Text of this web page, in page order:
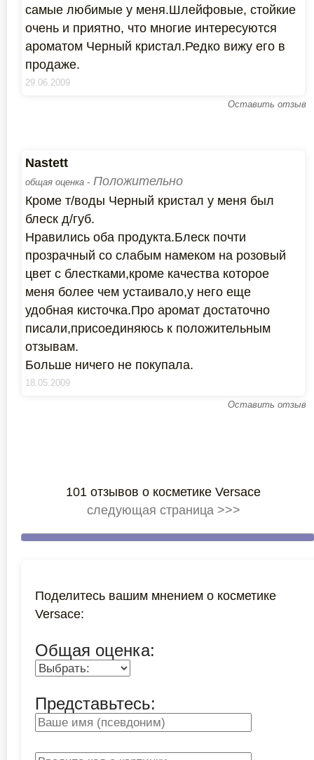
самые любимые у меня.Шлейфовые, стойкие
очень и приятно, что многие интересуются
ароматом Черный кристал.Редко вижу его в
продаже.
29.06.2009
Оставить отзыв
Nastett
общая оценка - Положительно
Кроме т/воды Черный кристал у меня был
блеск д/губ.
Нравились оба продукта.Блеск почти
прозрачный со слабым намеком на розовый
цвет с блестками,кроме качества которое
меня более чем устаивало,у него еще
удобная кисточка.Про аромат достаточно
писали,присоединяюсь к положительным
отзывам.
Больше ничего не покупала.
18.05.2009
Оставить отзыв
101 отзывов о косметике Versace
следующая страница >>>
Поделитесь вашим мнением о косметике
Versace:
Общая оценка:
Представьтесь: